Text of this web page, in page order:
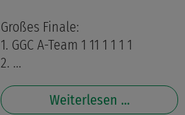
Großes Finale:
1. GGC A-Team 1 11 1 1 1 1
2. ...
Weiterlesen …